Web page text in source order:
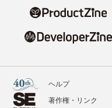
ヘルプ
著作権・リンク